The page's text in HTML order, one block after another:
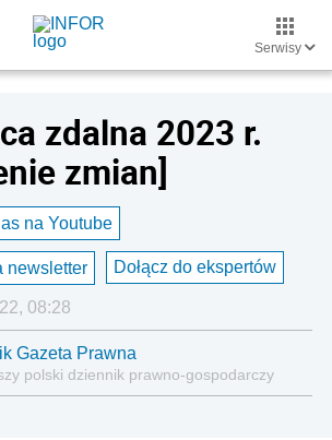
Serwisy
zdalna 2023 r.
zmian]
na Youtube
newsletter Dołącz do ekspertów
08:28
Gazeta Prawna
polski dziennik prawno-gospodarczy